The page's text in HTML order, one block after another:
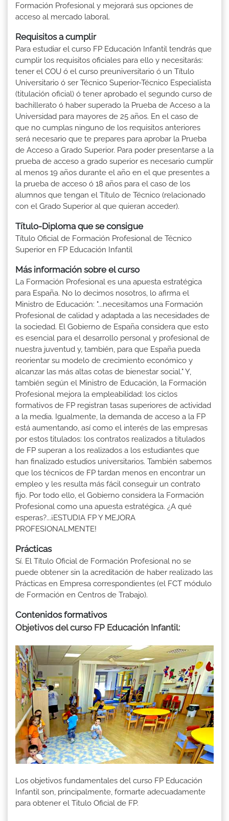
Formación Profesional y mejorará sus opciones de
acceso al mercado laboral.
Requisitos a cumplir
Para estudiar el curso FP Educación Infantil tendrás que
cumplir los requisitos oficiales para ello y necesitarás:
tener el COU ó el curso preuniversitario ó un Título
Universitario ó ser Técnico Superior-Técnico Especialista
(titulación oficial) ó tener aprobado el segundo curso de
bachillerato ó haber superado la Prueba de Acceso a la
Universidad para mayores de 25 años. En el caso de
que no cumplas ninguno de los requisitos anteriores
será necesario que te prepares para aprobar la Prueba
de Acceso a Grado Superior. Para poder presentarse a la
prueba de acceso a grado superior es necesario cumplir
al menos 19 años durante el año en el que presentes a
la prueba de acceso ó 18 años para el caso de los
alumnos que tengan el Título de Técnico (relacionado
con el Grado Superior al que quieran acceder).
Título-Diploma que se consigue
Título Oficial de Formación Profesional de Técnico
Superior en FP Educación Infantil
Más información sobre el curso
La Formación Profesional es una apuesta estratégica
para España. No lo decimos nosotros, lo afirma el
Ministro de Educación: "...necesitamos una Formación
Profesional de calidad y adaptada a las necesidades de
la sociedad. El Gobierno de España considera que esto
es esencial para el desarrollo personal y profesional de
nuestra juventud y, también, para que España pueda
reorientar su modelo de crecimiento económico y
alcanzar las más altas cotas de bienestar social." Y,
también según el Ministro de Educación, la Formación
Profesional mejora la empleabilidad: los ciclos
formativos de FP registran tasas superiores de actividad
a la media. Igualmente, la demanda de acceso a la FP
está aumentando, así como el interés de las empresas
por estos titulados: los contratos realizados a titulados
de FP superan a los realizados a los estudiantes que
han finalizado estudios universitarios. También sabemos
que los técnicos de FP tardan menos en encontrar un
empleo y les resulta más fácil conseguir un contrato
fijo. Por todo ello, el Gobierno considera la Formación
Profesional como una apuesta estratégica. ¿A qué
esperas?...¡ESTUDIA FP Y MEJORA
PROFESIONALMENTE!
Prácticas
Sí. El Título Oficial de Formación Profesional no se
puede obtener sin la acreditación de haber realizado las
Prácticas en Empresa correspondientes (el FCT módulo
de Formación en Centros de Trabajo).
Contenidos formativos
Objetivos del curso FP Educación Infantil:
Los objetivos fundamentales del curso FP Educación
Infantil son, principalmente, formarte adecuadamente
para obtener el Titulo Oficial de FP.